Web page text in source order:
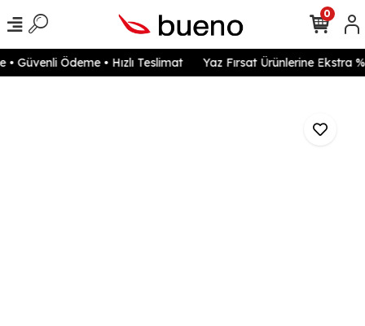
Güvenli Ödeme • Hızlı Teslimat Yaz Fırsat Ürünlerine Ekstra
0